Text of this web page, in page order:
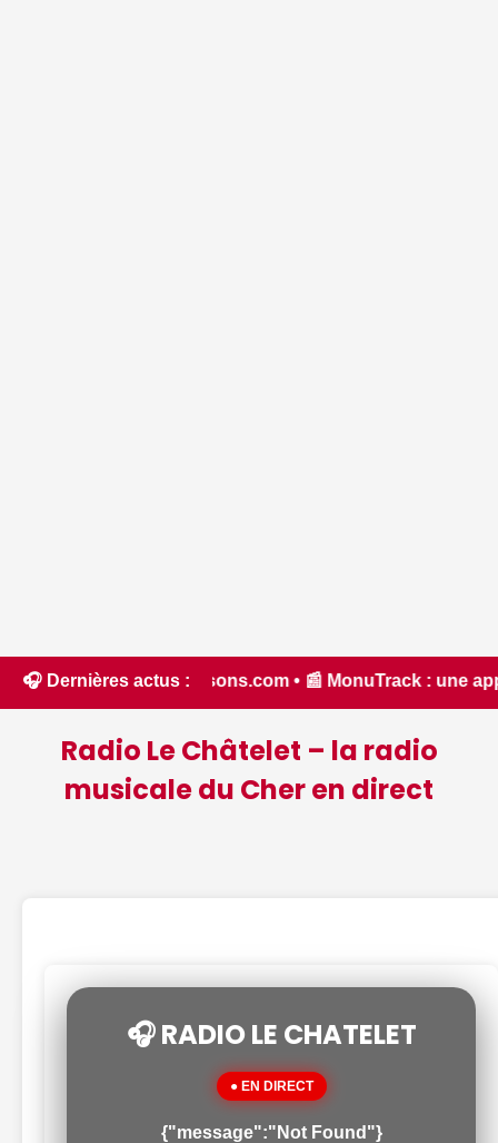
🎧 Dernières actus :• 📰 MonuTrack : une application
Radio Le Châtelet – la radio
musicale du Cher en direct
🎧 RADIO LE CHATELET
● EN DIRECT
{"message":"Not Found"}